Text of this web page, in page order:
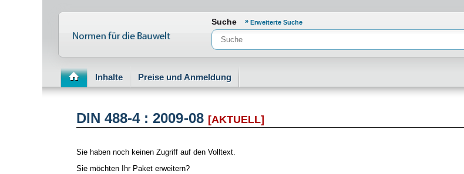
Normenportal Barrierefreiheit
Suche Erweiterte Suche
Inhalte Preise und Anmeldung
DIN 488-4 : 2009-08 [AKTUELL]
Sie haben noch keinen Zugriff auf den Volltext.
Sie möchten Ihr Paket erweitern?